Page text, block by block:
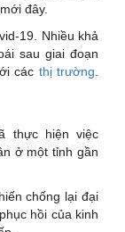
đây.
19. Nhiều khả
sau giai đoạn
các thị trường
thực hiện việc
ở một tỉnh gần
chống lại đại
hồi của kinh